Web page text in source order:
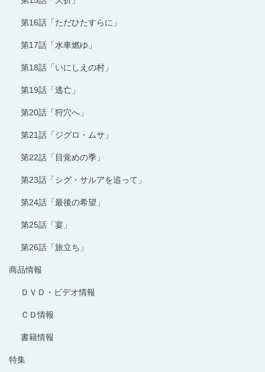
第16話「ただひたすらに」
第17話「水車燃ゆ」
第18話「いにしえの村」
第19話「逃亡」
第20話「狩穴へ」
第21話「ジグロ・ムサ」
第22話「目覚めの季」
第23話「シグ・サルアを追って」
第24話「最後の希望」
第25話「宴」
第26話「旅立ち」
商品情報
ＤＶＤ・ビデオ情報
ＣＤ情報
書籍情報
特集